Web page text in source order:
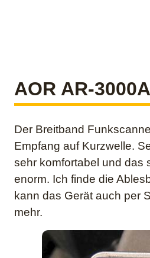
AOR AR-
Der Breitband
Empfang auf Kurzwelle.
sehr komfortabel und das
enorm. Ich finde die
kann das Gerät auch per
mehr.